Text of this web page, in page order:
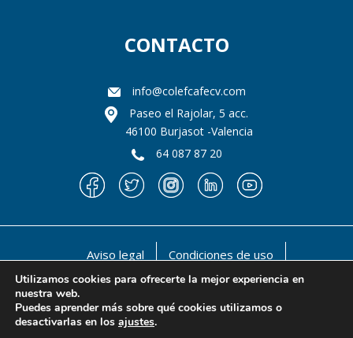
CONTACTO
info@colefcafecv.com
Paseo el Rajolar, 5 acc.
46100 Burjasot -Valencia
64 087 87 20
Aviso legal
Condiciones de uso
Política de privacidad
Política de cookies
@ 1990-2021 Il llustre Colegio oficial de Licenciados
en Educación Física y en Ciencias de la Actividad Física
Utilizamos cookies para ofrecerte la mejor experiencia en
nuestra web.
Puedes aprender más sobre qué cookies utilizamos o
desactivarlas en los ajustes.